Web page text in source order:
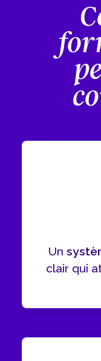
Un
clair qui